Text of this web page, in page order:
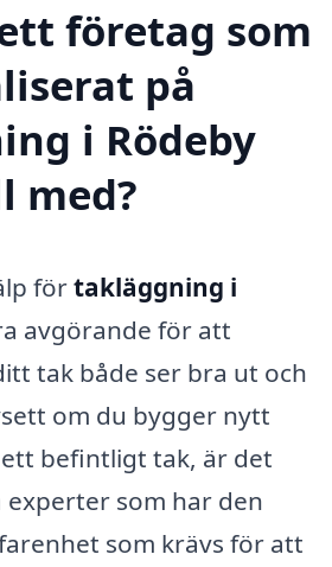
företag som
på
i Rödeby
med?
förtakläggning i
avgörande för att
tak både ser bra ut och
om du bygger nytt
befintligt tak, är det
som har den
som krävs för att